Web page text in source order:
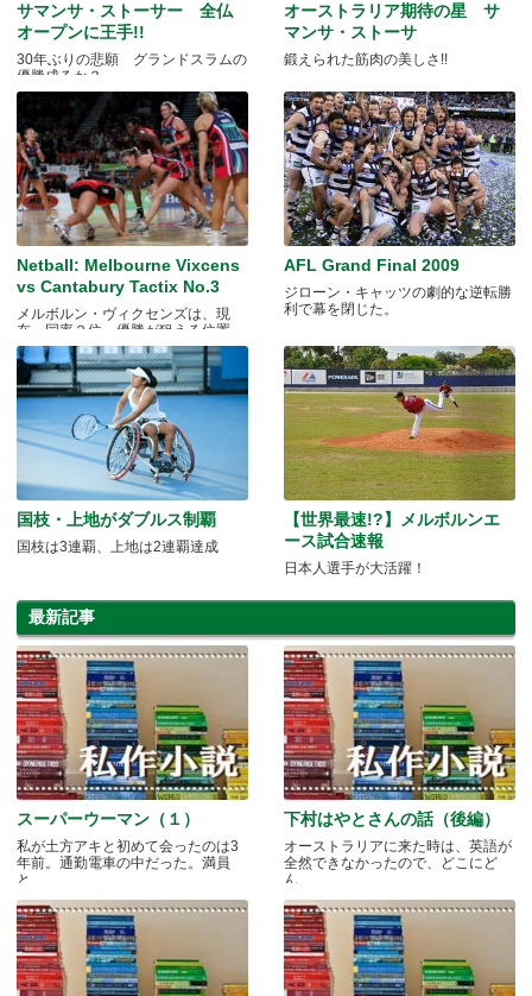
サマンサ・ストーサー 全仏
オープンに王手!!
30年ぶりの悲願 グランドスラムの
優勝成るか？
オーストラリア期待の星 サ
マンサ・ストーサ
鍛えられた筋肉の美しさ!!
Netball: Melbourne Vixcens
vs Cantabury Tactix No.3
メルボルン・ヴィクセンズは、現
在、同率２位。優勝が狙える位置
だ！
AFL Grand Final 2009
ジローン・キャッツの劇的な逆転勝
利で幕を閉じた。
国枝・上地がダブルス制覇
国枝は3連覇、上地は2連覇達成
【世界最速!?】メルボルンエ
ース試合速報
日本人選手が大活躍！
最新記事
スーパーウーマン（１）
私が土方アキと初めて会ったのは3
年前。通勤電車の中だった。満員
と.....
下村はやとさんの話（後編）
オーストラリアに来た時は、英語が
全然できなかったので、どこにど
ん.....